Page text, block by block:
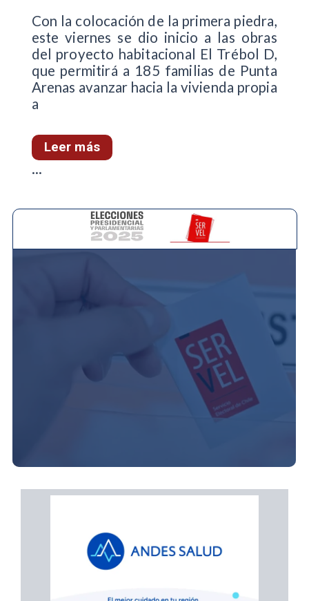
Con la colocación de la primera piedra,
este viernes se dio inicio a las obras
del proyecto habitacional El Trébol D,
que permitirá a 185 familias de Punta
Arenas avanzar hacia la vivienda propia
a
Leer más
...